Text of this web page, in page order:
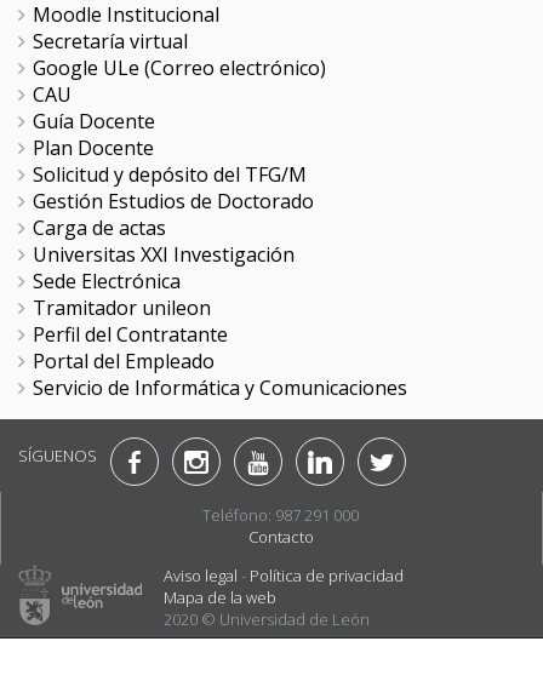
Moodle Institucional
Secretaría virtual
Google ULe (Correo electrónico)
CAU
Guía Docente
Plan Docente
Solicitud y depósito del TFG/M
Gestión Estudios de Doctorado
Carga de actas
Universitas XXI Investigación
Sede Electrónica
Tramitador unileon
Perfil del Contratante
Portal del Empleado
Servicio de Informática y Comunicaciones
SÍGUENOS
Teléfono: 987 291 000
Contacto
Aviso legal - Política de privacidad
Mapa de la web
2020 © Universidad de León